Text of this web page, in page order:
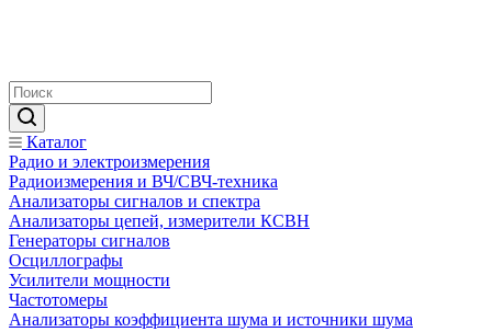
Каталог
Радио и электроизмерения
Радиоизмерения и ВЧ/СВЧ-техника
Анализаторы сигналов и спектра
Анализаторы цепей, измерители КСВН
Генераторы сигналов
Осциллографы
Усилители мощности
Частотомеры
Анализаторы коэффициента шума и источники шума